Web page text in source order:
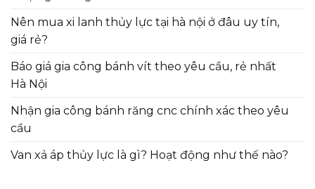
Nên mua xi lanh thủy lực tại hà nội ở đâu uy tín,
giá rẻ?
Báo giá gia công bánh vít theo yêu cầu, rẻ nhất
Hà Nội
Nhận gia công bánh răng cnc chính xác theo yêu
cầu
Van xả áp thủy lực là gì? Hoạt động như thế nào?